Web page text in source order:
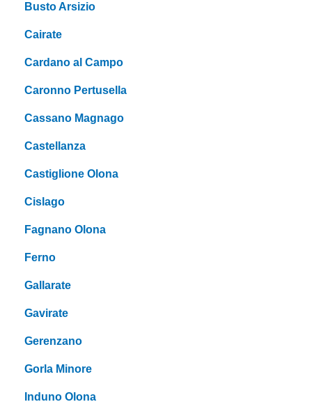
Busto Arsizio
Cairate
Cardano al Campo
Caronno Pertusella
Cassano Magnago
Castellanza
Castiglione Olona
Cislago
Fagnano Olona
Ferno
Gallarate
Gavirate
Gerenzano
Gorla Minore
Induno Olona